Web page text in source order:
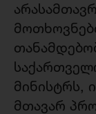
მინისტრს,
მთავარ